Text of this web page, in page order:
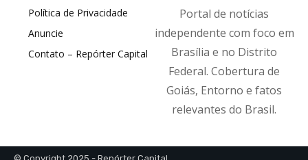
Política de Privacidade
Anuncie
Contato – Repórter Capital
Portal de notícias
independente com foco em
Brasília e no Distrito
Federal. Cobertura de
Goiás, Entorno e fatos
relevantes do Brasil.